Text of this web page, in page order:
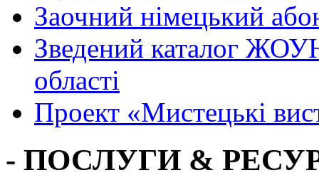
Заочний німецький
Зведений каталог
області
Проект «Мистецькі
- ПОСЛУГИ &